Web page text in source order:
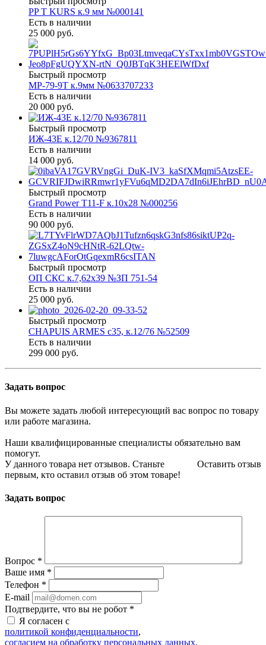
PP T KURS к.9 мм №000141
Есть в наличии
25 000 руб.
Быстрый просмотр
МР-79-9Т к.9мм №0633707233
Есть в наличии
20 000 руб.
Быстрый просмотр
ИЖ-43Е к.12/70 №9367811
Есть в наличии
14 000 руб.
Быстрый просмотр
Grand Power T11-F к.10х28 №000256
Есть в наличии
90 000 руб.
Быстрый просмотр
ОП СКС к.7,62х39 №ЗП 751-54
Есть в наличии
25 000 руб.
Быстрый просмотр
CHAPUIS ARMES c35, к.12/76 №52509
Есть в наличии
299 000 руб.
Задать вопрос
Вы можете задать любой интересующий вас вопрос по товару
или работе магазина.
Наши квалифицированные специалисты обязательно вам
помогут.
Оставить отзыв
У данного товара нет отзывов. Станьте
первым, кто оставил отзыв об этом товаре!
Задать вопрос
Вопрос *
Ваше имя *
Телефон *
E-mail
Подтвердите, что вы не робот *
Я согласен с
политикой конфиденциальности,
согласием на обработку персональных данных,